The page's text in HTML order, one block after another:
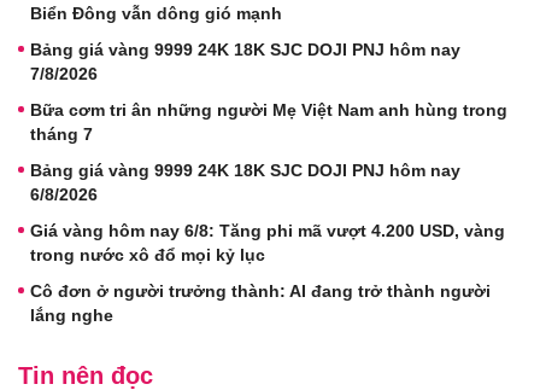
Biển Đông vẫn dông gió mạnh
Bảng giá vàng 9999 24K 18K SJC DOJI PNJ hôm nay
7/8/2026
Bữa cơm tri ân những người Mẹ Việt Nam anh hùng trong
tháng 7
Bảng giá vàng 9999 24K 18K SJC DOJI PNJ hôm nay
6/8/2026
Giá vàng hôm nay 6/8: Tăng phi mã vượt 4.200 USD, vàng
trong nước xô đổ mọi kỷ lục
Cô đơn ở người trưởng thành: AI đang trở thành người
lắng nghe
Tin nên đọc